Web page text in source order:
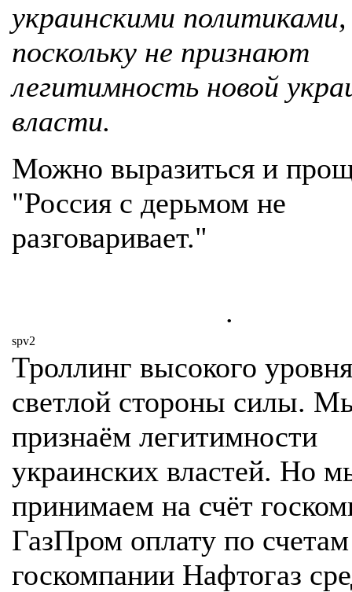
украинскими политиками,
поскольку не признают
легитимность новой
власти.
Можно выразиться и
"Россия с дерьмом не
разговаривает."
.
spv2
Троллинг высокого
светлой стороны силы.
признаём легитимности
украинских властей. Но
принимаем на счёт
ГазПром оплату по
госкомпании Нафтогаз